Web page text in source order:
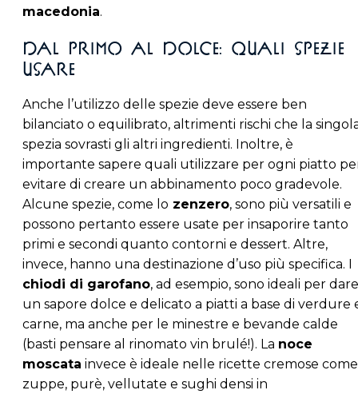
macedonia.
Dal primo al dolce: quali spezie
usare
Anche l’utilizzo delle spezie deve essere ben
bilanciato o equilibrato, altrimenti rischi che la
spezia sovrasti gli altri ingredienti. Inoltre, è
importante sapere quali utilizzare per ogni piatto
evitare di creare un abbinamento poco gradevole.
Alcune spezie, come lo zenzero, sono più versatili e
possono pertanto essere usate per insaporire tanto
primi e secondi quanto contorni e dessert. Altre,
invece, hanno una destinazione d’uso più specifica. I
chiodi di garofano, ad esempio, sono ideali per dare
un sapore dolce e delicato a piatti a base di verdure
carne, ma anche per le minestre e bevande calde
(basti pensare al rinomato vin brulé!). La noce
moscata invece è ideale nelle ricette cremose come
zuppe, purè, vellutate e sughi densi in